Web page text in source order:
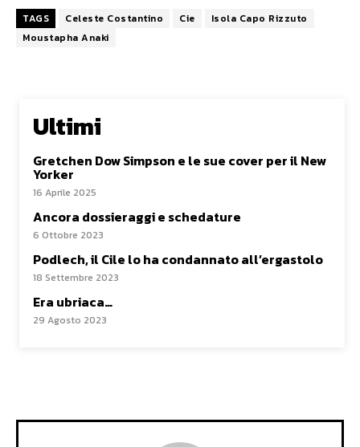
TAGS Celeste Costantino Cie
Isola Capo Rizzuto
Moustapha Anaki
Ultimi
Gretchen Dow Simpson e le sue cover per il New
Yorker
16 Aprile 2025
Ancora dossieraggi e schedature
6 Ottobre 2023
Podlech, il Cile lo ha condannato all’ergastolo
18 Settembre 2023
Era ubriaca…
29 Agosto 2023